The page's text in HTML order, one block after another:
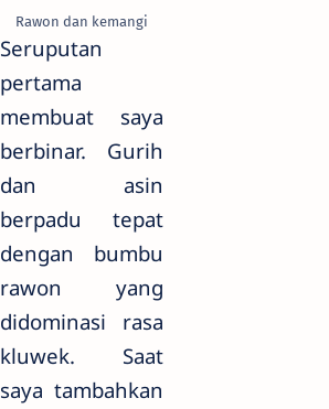
Rawon dan kemangi
Seruputan
pertama
membuat saya
berbinar. Gurih
dan asin
berpadu tepat
dengan bumbu
rawon yang
didominasi rasa
kluwek. Saat
saya tambahkan